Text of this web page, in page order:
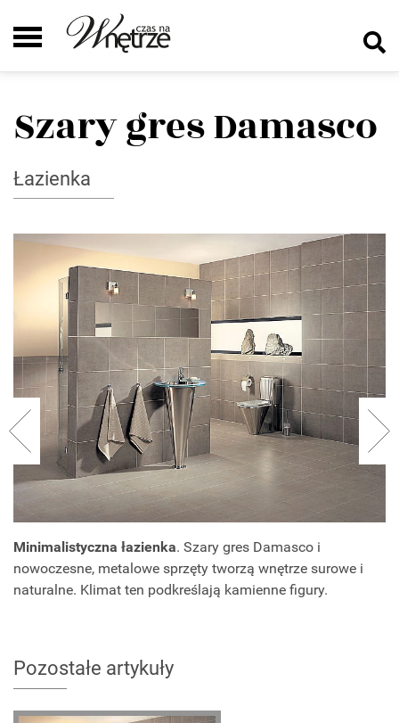
Szary gres Damasco
Łazienka
Minimalistyczna łazienka. Szary gres Damasco i
nowoczesne, metalowe sprzęty tworzą wnętrze surowe i
naturalne. Klimat ten podkreślają kamienne figury.
Pozostałe artykuły